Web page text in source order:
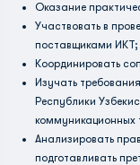
Оказание
Участвовать в
поставщиками ИКТ;
Координировать
Изучать
Республики
коммуникационных
Анализировать
подготавливать